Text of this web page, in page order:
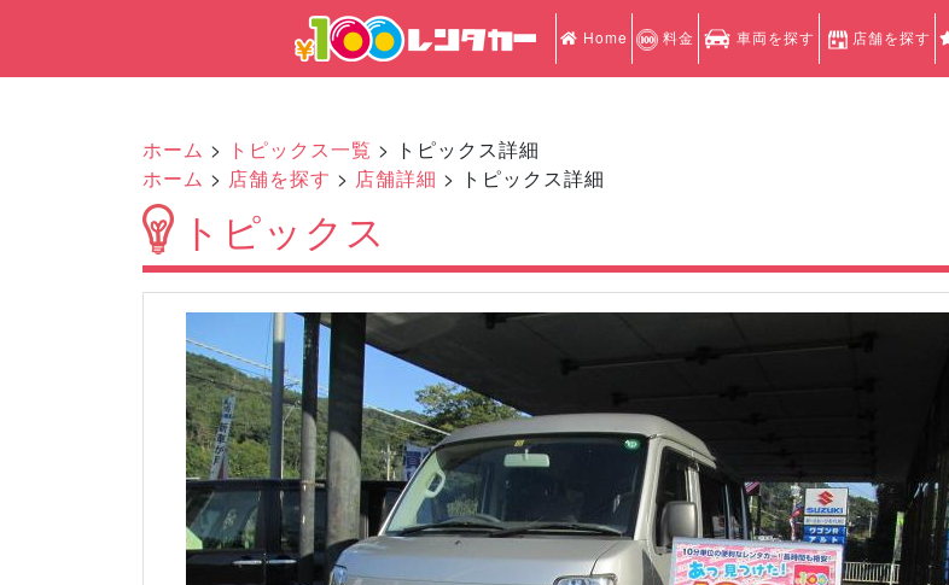
Home 料金 車両を探す 店舗を探す
ホーム > トピックス一覧 > トピックス詳細
ホーム > 店舗を探す > 店舗詳細 > トピックス詳細
トピックス